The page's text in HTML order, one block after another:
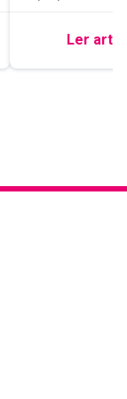
Ler